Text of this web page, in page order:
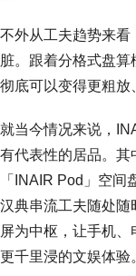
不外从工夫趋势来
脏。跟着分格式盘
彻底可以变得更粗放
就当今情况来说，
有代表性的居品。其
「INAIR Pod」空
汉典串流工夫随处随
屏为中枢，让手机
更千里浸的文娱体验